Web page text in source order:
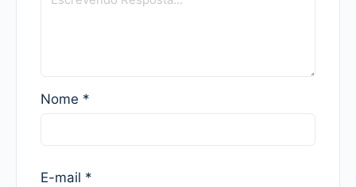
Nome *
E-mail *